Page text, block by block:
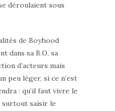
déroulaient sous
de Boyhood
dans sa B.O, sa
d’acteurs mais
peu léger, si ce n’est
: qu’il faut vivre le
surtout saisir le